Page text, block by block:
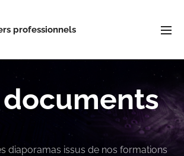
professionnels
documents
diaporamas issus de nos formations